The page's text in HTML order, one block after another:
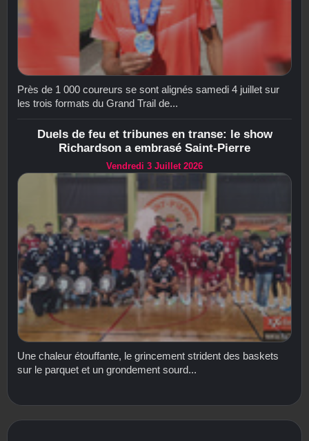
Près de 1 000 coureurs se sont alignés samedi 4 juillet sur
les trois formats du Grand Trail de...
Duels de feu et tribunes en transe: le show
Richardson a embrasé Saint-Pierre
Vendredi 3 Juillet 2026
Une chaleur étouffante, le grincement strident des baskets
sur le parquet et un grondement sourd...